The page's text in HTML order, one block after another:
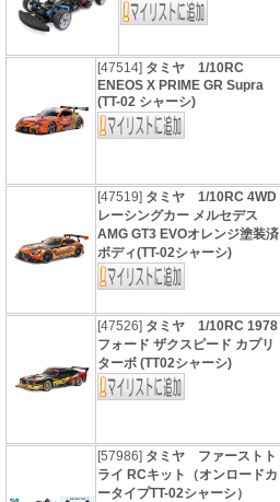
[47514] タミヤ 1/10RC
ENEOS X PRIME GR Supra
(TT-02 シャーシ)
[47519] タミヤ 1/10RC 4WD
レーシングカー メルセデス
AMG GT3 EVOオレンジ塗装済
ボディ(TT-02シャーシ)
[47526] タミヤ 1/10RC 1978
フォード ザクスピード カプリ
ターボ (TT02シャーシ)
[57986] タミヤ ファーストト
ライ RCキット（オンロードカ
ータイプTT-02シャーシ）